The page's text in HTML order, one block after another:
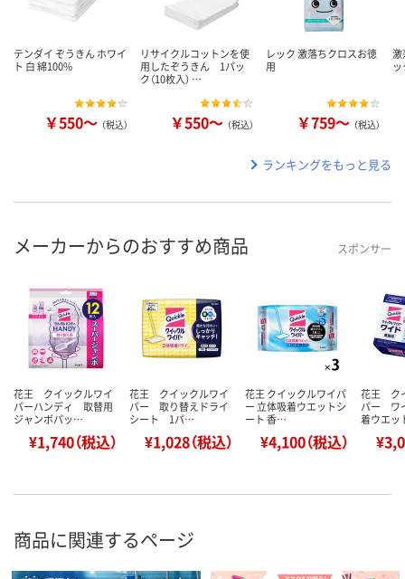
テンダイ ぞうきん ホワイ
ト 白 綿100%
￥550～ （税込）
リサイクルコットンを使
用したぞうきん 1パッ
ク（10枚入） …
￥550～ （税込）
レック 激落ちクロスお徳
用
￥759～ （税込）
激
ランキングをもっと見る
メーカーからのおすすめ商品 スポンサー
花王 クイックルワイ
パーハンディ 取替用
ジャンボパッ…
¥1,740（税込）
花王 クイックルワイ
パー 取り替えドライ
シート 1パ…
¥1,028（税込）
花王 クイックルワイパ
ー 立体吸着ウエットシ
ート 香…
¥4,100（税込）
花王 ク
パー ワ
着ウエ
商品に関連するページ